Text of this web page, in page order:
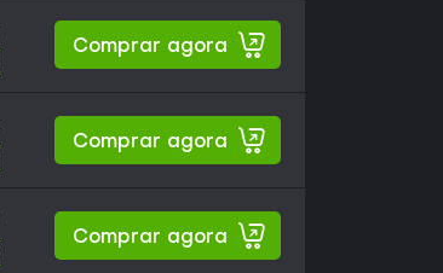
Comprar agora
Comprar agora
Comprar agora